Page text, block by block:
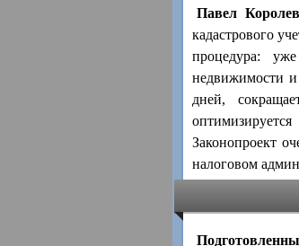
Павел
кадастрового
процедура:
недвижимости и
дней,
Законопроект
налоговом